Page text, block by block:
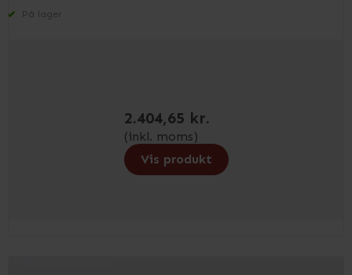
På lager
2.404,65 kr.
(inkl. moms)
Vis produkt